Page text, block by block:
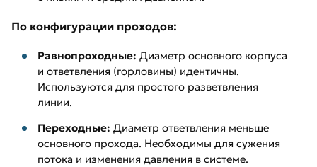
По конфигурации проходов:
Равнопроходные: Диаметр основного корпуса
и ответвления (горловины) идентичны.
Используются для простого разветвления
линии.
Переходные: Диаметр ответвления меньше
основного прохода. Необходимы для сужения
потока и изменения давления в системе.